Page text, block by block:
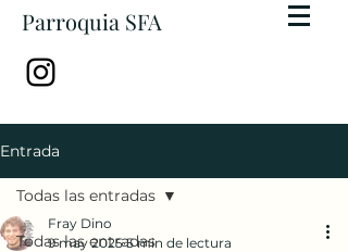
Parroquia SFA
Entrada
Todas las entradas
Todas las entradas
Fray Dino
9 may 2025 5 min de lectura